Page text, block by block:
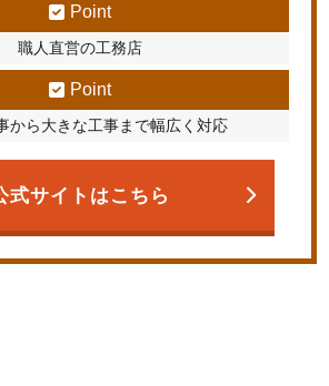
Point
職人直営の工務店
Point
から大きな工事まで幅広く対応
式サイトはこちら